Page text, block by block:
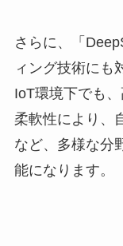
さらに、「
ィング技術にも
IoT環境下でも
柔軟性により、
など、多様な分
能になります。